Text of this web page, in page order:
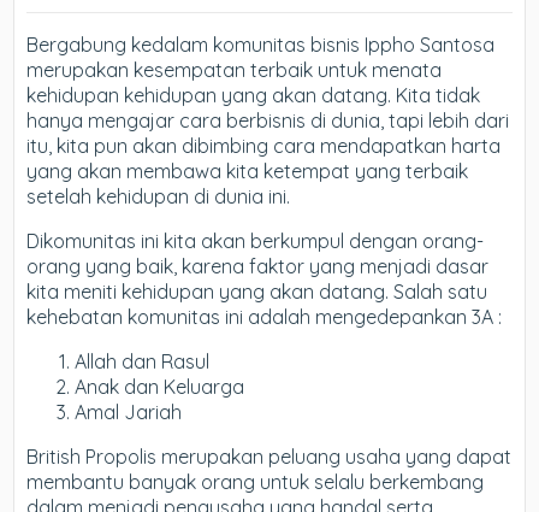
Bergabung kedalam komunitas bisnis Ippho Santosa
merupakan kesempatan terbaik untuk menata
kehidupan kehidupan yang akan datang. Kita tidak
hanya mengajar cara berbisnis di dunia, tapi lebih dari
itu, kita pun akan dibimbing cara mendapatkan harta
yang akan membawa kita ketempat yang terbaik
setelah kehidupan di dunia ini.
Dikomunitas ini kita akan berkumpul dengan orang-
orang yang baik, karena faktor yang menjadi dasar
kita meniti kehidupan yang akan datang. Salah satu
kehebatan komunitas ini adalah mengedepankan 3A :
Allah dan Rasul
Anak dan Keluarga
Amal Jariah
British Propolis merupakan peluang usaha yang dapat
membantu banyak orang untuk selalu berkembang